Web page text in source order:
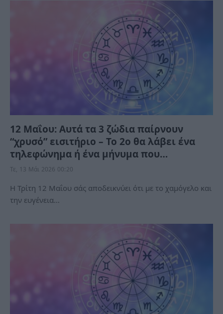
12 Μαΐου: Αυτά τα 3 ζώδια παίρνουν
“χρυσό” εισιτήριο – Το 2ο θα λάβει ένα
τηλεφώνημα ή ένα μήνυμα που…
Τε, 13 Μάι 2026 00:20
Η Τρίτη 12 Μαΐου σάς αποδεικνύει ότι με το χαμόγελο και
την ευγένεια…